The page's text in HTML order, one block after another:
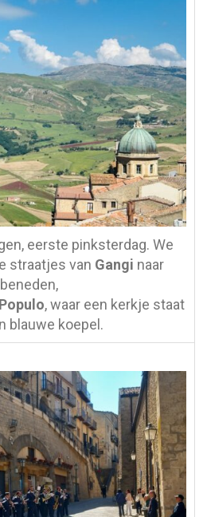
eerste pinksterdag. We
straatjes van Gangi naar
beneden,
, waar een kerkje staat
blauwe koepel.